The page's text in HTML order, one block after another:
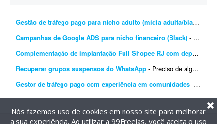
Gestão de tráfego pago para nicho adulto (mídia adulta/black) - (+18)
Campanhas de Google ADS para nicho financeiro (Black) - Procuro gestor de tráfego pago ou consultor de Google Ads para criação de campanhas no nicho financeiro (Black). Por gentileza, entre em contato apenas se já tiver camp...
Complementação de implantação Full Shopee RJ com depósito em São Paulo
Recuperar grupos suspensos do WhatsApp - Preciso de alguém que consiga uma maneira de recuperar meus grupos do WhatsApp que foram banidos ou suspensos? Trabalhamos com ofertas em grupos de WhatsApp e muitos acabam sendo suspensos,...
Gestor de tráfego pago com experiência em comunidades - Buscamos um gestor de tráfego pago com experiência. Nosso objetivo é desenvolver novas estratégias de aquisição de usuários adultos para comunidades...
Nós fazemos uso de cookies em nosso site para melhorar
a sua experiência. Ao utilizar a 99Freelas, você aceita o uso